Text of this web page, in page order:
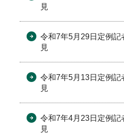
見
令和7年5月29日定例記
見
令和7年5月13日定例記
見
令和7年4月23日定例記
見